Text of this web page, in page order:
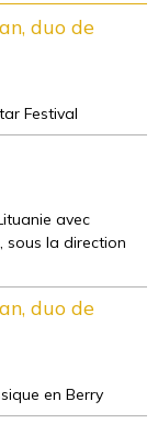
duo de
Festival
avec
sous la direction
duo de
en Berry